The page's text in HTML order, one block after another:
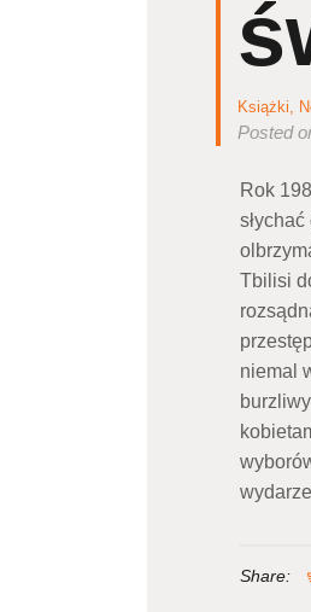
Książki
Posted
Rok
Tbilisi
niemal
Share: